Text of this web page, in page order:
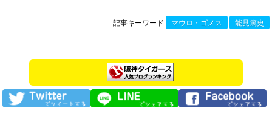
記事キーワード マウロ・ゴメス 能見篤史